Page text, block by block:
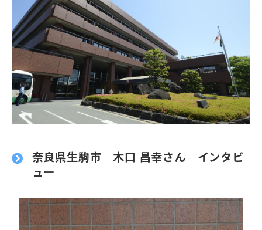
奈良県生駒市 木口 昌幸さん インタビ
ュー